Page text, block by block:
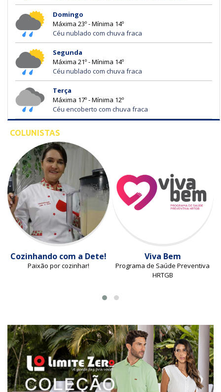
Domingo
Máxima 23º - Mínima 14º
Céu nublado com chuva fraca
Segunda
Máxima 21º - Mínima 14º
Céu nublado com chuva fraca
Terça
Máxima 17º - Mínima 12º
Céu encoberto com chuva fraca
COLUNISTAS
Cozinhando com a Dete!
Paixão por cozinhar!
Viva Bem
Programa de Saúde Preventiva
HRTGB